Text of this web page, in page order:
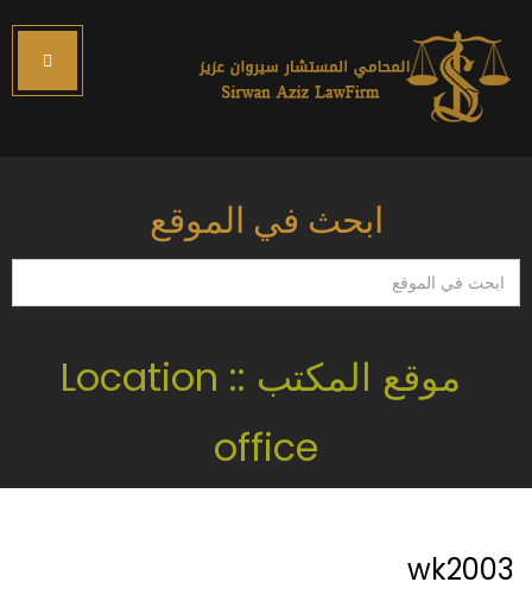
ابحث في الموقع
ابحث
في
موقع المكتب :: Location
office
wk2003